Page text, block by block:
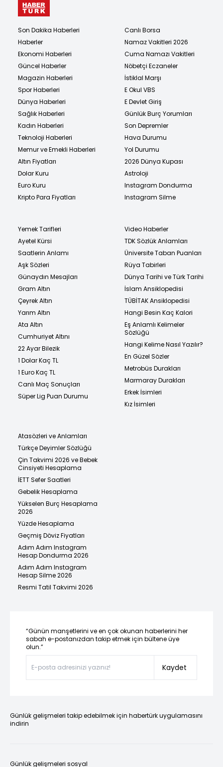
Son Dakika Haberleri
Haberler
Ekonomi Haberleri
Güncel Haberler
Magazin Haberleri
Spor Haberleri
Dünya Haberleri
Sağlık Haberleri
Kadın Haberleri
Teknoloji Haberleri
Memur ve Emekli Haberleri
Altın Fiyatları
Dolar Kuru
Euro Kuru
Kripto Para Fiyatları
Canlı Borsa
Namaz Vakitleri 2026
Cuma Namazı Vakitleri
Nöbetçi Eczaneler
İstiklal Marşı
E Okul VBS
E Devlet Giriş
Günlük Burç Yorumları
Son Depremler
Hava Durumu
Yol Durumu
2026 Dünya Kupası
Astroloji
Instagram Dondurma
Instagram Silme
Yemek Tarifleri
Ayetel Kürsi
Saatlerin Anlamı
Aşk Sözleri
Günaydın Mesajları
Gram Altın
Çeyrek Altın
Yarım Altın
Ata Altın
Cumhuriyet Altını
22 Ayar Bilezik
1 Dolar Kaç TL
1 Euro Kaç TL
Canlı Maç Sonuçları
Süper Lig Puan Durumu
Video Haberler
TDK Sözlük Anlamları
Üniversite Taban Puanları
Rüya Tabirleri
Dünya Tarihi ve Türk Tarihi
İslam Ansiklopedisi
TÜBİTAK Ansiklopedisi
Hangi Besin Kaç Kalori
Eş Anlamlı Kelimeler
Sözlüğü
Hangi Kelime Nasıl Yazılır?
En Güzel Sözler
Metrobüs Durakları
Marmaray Durakları
Erkek İsimleri
Kız İsimleri
Atasözleri ve Anlamları
Türkçe Deyimler Sözlüğü
Çin Takvimi 2026 ve Bebek
Cinsiyeti Hesaplama
İETT Sefer Saatleri
Gebelik Hesaplama
Yükselen Burç Hesaplama
2026
Yüzde Hesaplama
Geçmiş Döviz Fiyatları
Adım Adım Instagram
Hesap Dondurma 2026
Adım Adım Instagram
Hesap Silme 2026
Resmi Tatil Takvimi 2026
“Günün manşetlerini ve en çok okunan haberlerini her
sabah e-postanızdan takip etmek için bültene üye
olun.”
Kaydet
Günlük gelişmeleri takip edebilmek için habertürk uygulamasını
indirin
Günlük gelişmeleri sosyal